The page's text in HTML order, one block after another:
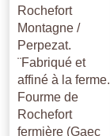
Rochefort
Montagne /
Perpezat.
¨Fabriqué et
affiné à la ferme.
Fourme de
Rochefort
fermière (Gaec